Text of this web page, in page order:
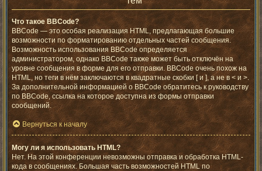
Что такое BBCode?
BBCode — это особая реализация HTML, предлагающая большие
возможности по форматированию отдельных частей сообщения.
Возможность использования BBCode определяется
администратором, однако BBCode также может быть отключён на
уровне сообщения в форме для его отправки. BBCode очень похож на
HTML, но теги в нём заключаются в квадратные скобки [ и ], а не в < и >.
За дополнительной информацией о BBCode обратитесь к руководству
по BBCode, ссылка на которое доступна из формы отправки
сообщений.
Вернуться к началу
Могу ли я использовать HTML?
Нет. На этой конференции невозможны отправка и обработка HTML-
кода в сообщениях. Большая часть возможностей HTML по